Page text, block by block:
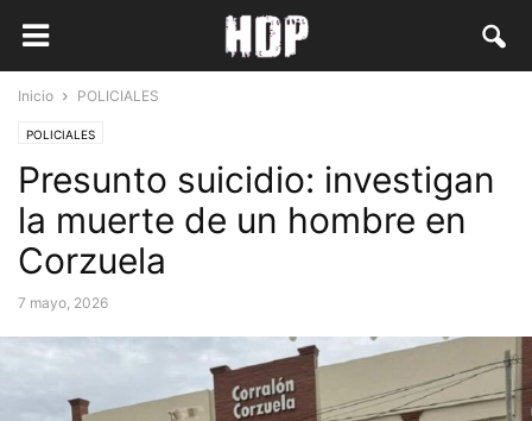
Inicio POLICIALES
POLICIALES
Presunto suicidio: investigan
la muerte de un hombre en
Corzuela
7 mayo, 2026